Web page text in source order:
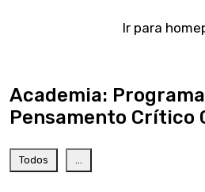
Ir para
Academia:
Pensamento Crítico
Todos